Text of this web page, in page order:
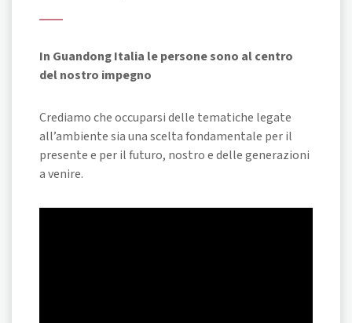
In Guandong Italia le persone sono al centro
del nostro impegno
Crediamo che occuparsi delle tematiche legate
all’ambiente sia una scelta fondamentale per il
presente e per il futuro, nostro e delle generazioni
a venire.